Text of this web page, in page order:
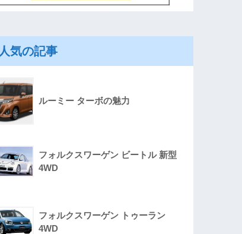
人気の記事
ルーミー ターボの魅力
フォルクスワーゲン ビートル 新型
4WD
フォルクスワーゲン トゥーラン
4WD